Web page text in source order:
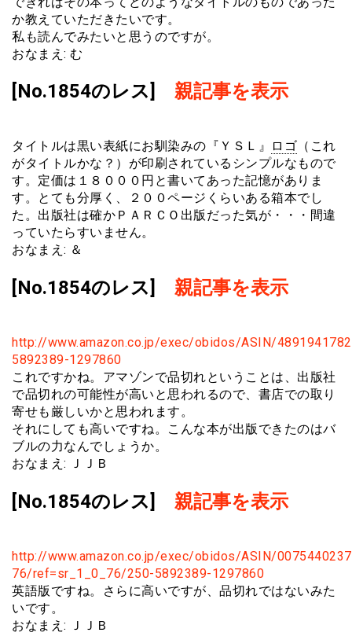
か教えていただきたいです。
私も読んでみたいと思うのですが。
おなまえ: む
[No.1854のレス] 親記事を表示
タイトルは黒い表紙にお馴染みの『ＹＳＬ』 ロゴ （これ
がタイトルかな？）が印刷されているシンプルなもので
す。定価は１８０００円と書いてあった記憶がありま
す。とても分厚く、２００ページくらいある箱本でし
た。出版社は確かＰＡＲＣＯ出版だった気が・・・間違
っていたらすいません。
おなまえ: ＆
[No.1854のレス] 親記事を表示
http://www.amazon.co.jp/exec/obidos/ASIN/
5892389-1297860
これですかね。アマゾンで品切れということは、出版社
で品切れの可能性が高いと思われるので、書店での取り
寄せも厳しいかと思われます。
それにしても高いですね。こんな本が出版できたのはバ
ブルの力なんでしょうか。
おなまえ: ＪＪＢ
[No.1854のレス] 親記事を表示
http://www.amazon.co.jp/exec/obidos/ASIN/
76/ref=sr_1_0_76/250-5892389-1297860
英語版ですね。さらに高いですが、品切れではないみた
いです。
おなまえ: ＪＪＢ